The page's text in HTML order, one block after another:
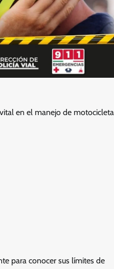
en el manejo de motocicleta
para conocer sus límites de